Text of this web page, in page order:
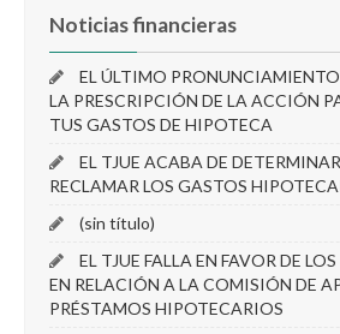
Noticias financieras
EL ÚLTIMO PRONUNCIAMIENTO
LA PRESCRIPCIÓN DE LA ACCIÓN
TUS GASTOS DE HIPOTECA
EL TJUE ACABA DE
RECLAMAR LOS GASTOS
(sin título)
EL TJUE FALLA EN FAVOR DE
EN RELACIÓN A LA COMISIÓN DE
PRÉSTAMOS HIPOTECARIOS